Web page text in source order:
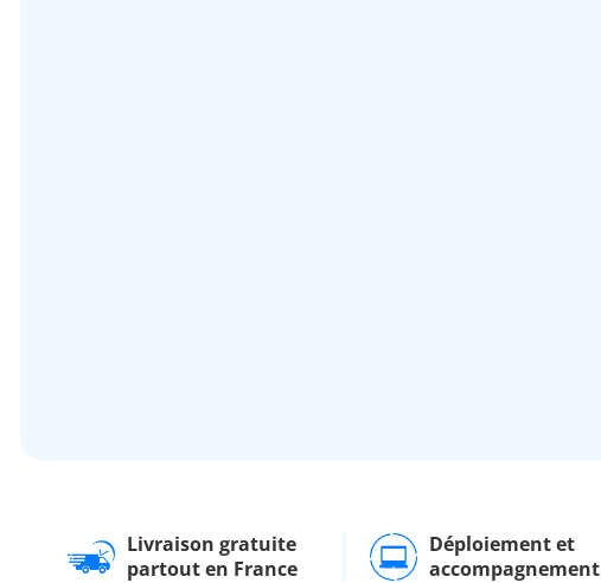
Livraison gratuite
partout en France
Déploiement et
accompagnement